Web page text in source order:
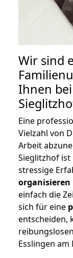
Wir sind
Ihnen
Eine
Vielzahl von
Arbeit
Sieglitzhof ist
stressige
organisieren
einfach die
sich für eine
entscheiden,
Esslingen